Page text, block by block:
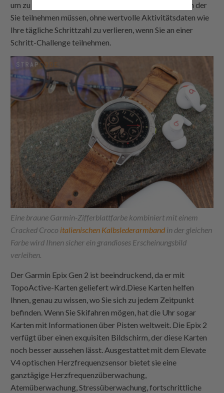
um zu jeder Situation oder Veranstaltung zu passen, an der
Sie teilnehmen müssen, ohne wertvolle Aktivitätsdaten wie
Ihre tägliche Schrittzahl zu verlieren, wenn Sie an einer
Schritt-Challenge teilnehmen.
Eine braune Garmin-Zifferblattfarbe kombiniert mit einem
Cracked Croco italienischen Kalbslederarmband in der gleichen
Farbe wird Ihnen sicher ein grandioses Erscheinungsbild
verleihen.
Der Garmin Epix Gen 2 ist beeindruckend, da er mit
TopoActive-Karten geliefert wird.Diese Karten helfen
Ihnen, genau zu wissen, wo Sie sich zu jedem Zeitpunkt
befinden. Wenn Sie Skifahren mögen, hat die Uhr sogar
Karten mit Informationen über Pisten weltweit. Die Epix 2
verfügt über einen exquisiten Bildschirm, der diese Karten
noch besser aussehen lässt. Ausgestattet mit dem Elevate
V4 optischen Herzfrequenzsensor bietet sie eine
ganztägige Herzfrequenzüberwachung,
Atemüberwachung, Stressüberwachung, fortschrittliche